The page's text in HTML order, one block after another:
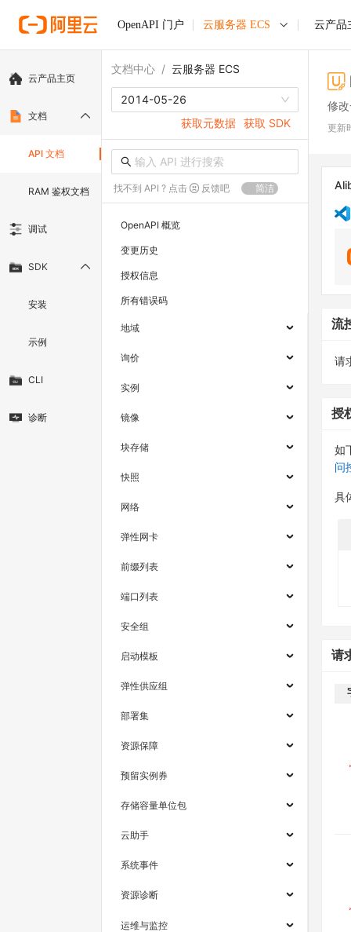
OpenAPI 门户 云服务器 ECS 云产品
云产品主页
文档
API 文档
RAM 鉴权文档
调试
SDK
安装
示例
CLI
诊断
文档中心 / 云服务器 ECS
2014-05-26
获取元数据 获取 SDK
找不到 API ? 点击 反馈吧 简洁
OpenAPI 概览
变更历史
授权信息
所有错误码
地域
询价
实例
镜像
块存储
快照
网络
弹性网卡
前缀列表
端口列表
安全组
启动模板
弹性供应组
部署集
资源保障
预留实例券
存储容量单位包
云助手
系统事件
资源诊断
运维与监控
修
更新
流
请
授
如
问
具
请